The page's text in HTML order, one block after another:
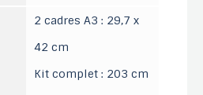
2 cadres A3 : 29,7 x
42 cm
Kit complet : 203 cm